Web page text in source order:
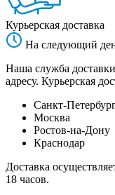
Курьерская доставка
На следующий
Наша служба
адресу. Курьерская
Санкт-
Москва
Ростов-на-Дону
Краснодар
Доставка
18 часов.